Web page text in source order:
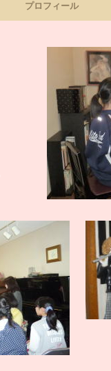
プロフィール